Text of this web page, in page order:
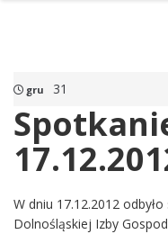
gru 31
W dniu 17.12.2012
Dolnośląskiej Izby